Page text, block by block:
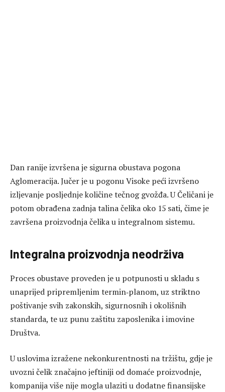
Dan ranije izvršena je sigurna obustava pogona
Aglomeracija. Jučer je u pogonu Visoke peći izvršeno
izljevanje posljednje količine tečnog gvožđa. U Čeličani je
potom obrađena zadnja talina čelika oko 15 sati, čime je
završena proizvodnja čelika u integralnom sistemu.
Integralna proizvodnja neodrživa
Proces obustave proveden je u potpunosti u skladu s
unaprijed pripremljenim termin‑planom, uz striktno
poštivanje svih zakonskih, sigurnosnih i okolišnih
standarda, te uz punu zaštitu zaposlenika i imovine
Društva.
U uslovima izražene nekonkurentnosti na tržištu, gdje je
uvozni čelik značajno jeftiniji od domaće proizvodnje,
kompanija više nije mogla ulaziti u dodatne finansijske